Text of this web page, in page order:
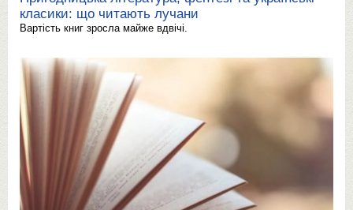
класики: що читають лучани
Вартість книг зросла майже вдвічі.